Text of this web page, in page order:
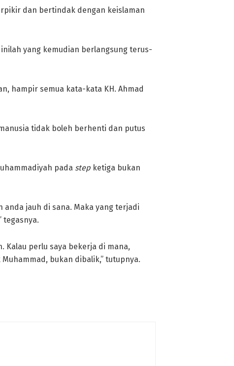
dan bertindak dengan keislaman
yang kemudian berlangsung terus-
hampir semua kata-kata KH. Ahmad
tidak boleh berhenti dan putus
pada step ketiga bukan
jauh di sana. Maka yang terjadi
tegasnya.
Kalau perlu saya bekerja di mana,
bukan dibalik,” tutupnya.